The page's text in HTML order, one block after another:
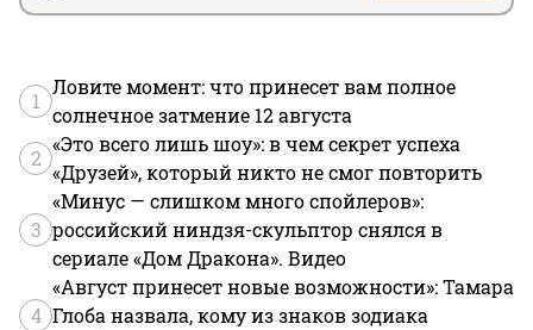
1
Ловите момент: что принесет вам полное
солнечное затмение 12 августа
2
«Это всего лишь шоу»: в чем секрет успеха
«Друзей», который никто не смог повторить
3
«Минус — слишком много спойлеров»:
российский ниндзя-скульптор снялся в
сериале «Дом Дракона». Видео
4
«Август принесет новые возможности»: Тамара
Глоба назвала, кому из знаков зодиака